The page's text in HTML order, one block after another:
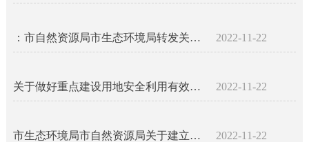
：市自然资源局市生态环境局转发关于规范报批建设用地审查土壤环境质量要求的通知汉市自然资发〔2022〕9号 2022-11-22
关于做好重点建设用地安全利用有效保障相关工作的通知（汉环函〔2021〕287号） 2022-11-22
市生态环境局市自然资源局关于建立《汉中市建设用地土壤污染状况调查名录》的通知 汉环函〔2021〕194号 2022-11-22